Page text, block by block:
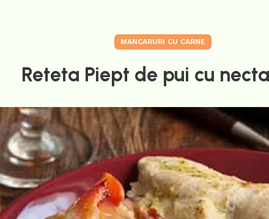
MANCARURI CU CARNE
Reteta Piept de pui cu